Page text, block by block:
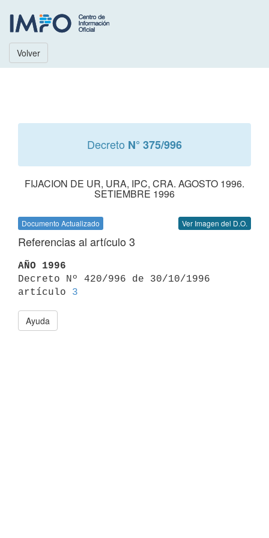
Volver
Decreto N° 375/996
FIJACION DE UR, URA, IPC, CRA. AGOSTO 1996.
SETIEMBRE 1996
Documento Actualizado Ver Imagen del D.O.
Referencias al artículo 3
AÑO 1996
Decreto Nº 420/996 de 30/10/1996
artículo 3
Ayuda